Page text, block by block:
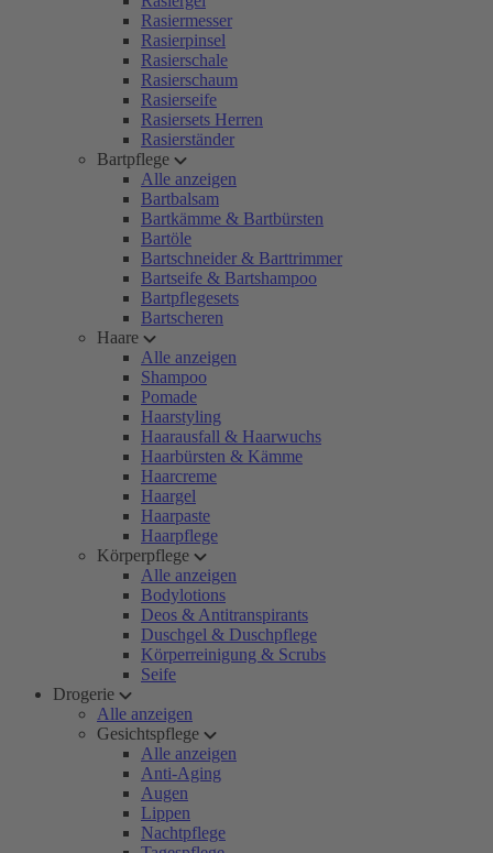
Rasiermesser
Rasierpinsel
Rasierschale
Rasierschaum
Rasierseife
Rasiersets Herren
Rasierständer
Bartpflege
Alle anzeigen
Bartbalsam
Bartkämme & Bartbürsten
Bartöle
Bartschneider & Barttrimmer
Bartseife & Bartshampoo
Bartpflegesets
Bartscheren
Haare
Alle anzeigen
Shampoo
Pomade
Haarstyling
Haarausfall & Haarwuchs
Haarbürsten & Kämme
Haarcreme
Haargel
Haarpaste
Haarpflege
Körperpflege
Alle anzeigen
Bodylotions
Deos & Antitranspirants
Duschgel & Duschpflege
Körperreinigung & Scrubs
Seife
Drogerie
Alle anzeigen
Gesichtspflege
Alle anzeigen
Anti-Aging
Augen
Lippen
Nachtpflege